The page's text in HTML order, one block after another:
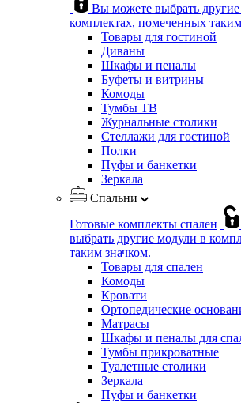
Вы можете выбрать
комплектах, помеченных
Товары для гостиной
Диваны
Шкафы и пеналы
Буфеты и витрины
Комоды
Тумбы ТВ
Журнальные столики
Стеллажи для гостиной
Полки
Пуфы и банкетки
Зеркала
Спальни
Готовые комплекты спален
выбрать другие модули в
таким значком.
Товары для спален
Комоды
Кровати
Ортопедические
Матрасы
Шкафы и пеналы для
Тумбы прикроватные
Туалетные столики
Зеркала
Пуфы и банкетки